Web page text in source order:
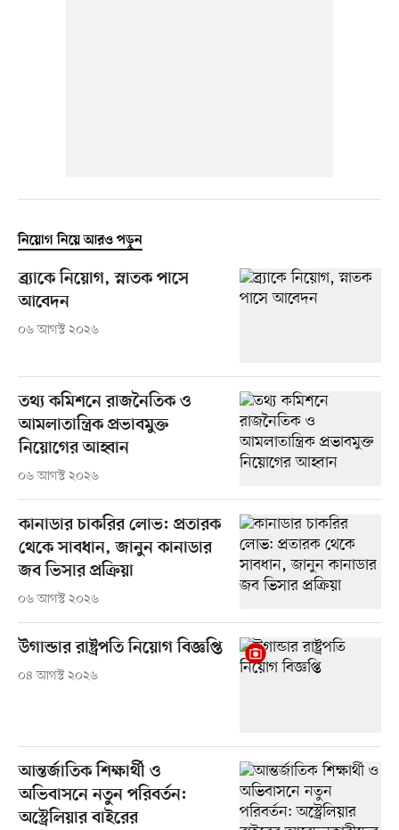
নিয়োগ নিয়ে আরও পড়ুন
ব্র্যাকে নিয়োগ, স্নাতক পাসে
আবেদন
০৬ আগস্ট ২০২৬
তথ্য কমিশনে রাজনৈতিক ও
আমলাতান্ত্রিক প্রভাবমুক্ত
নিয়োগের আহ্বান
০৬ আগস্ট ২০২৬
কানাডার চাকরির লোভ: প্রতারক
থেকে সাবধান, জানুন কানাডার
জব ভিসার প্রক্রিয়া
০৬ আগস্ট ২০২৬
উগান্ডার রাষ্ট্রপতি নিয়োগ বিজ্ঞপ্তি
০৪ আগস্ট ২০২৬
আন্তর্জাতিক শিক্ষার্থী ও
অভিবাসনে নতুন পরিবর্তন:
অস্ট্রেলিয়ার বাইরের